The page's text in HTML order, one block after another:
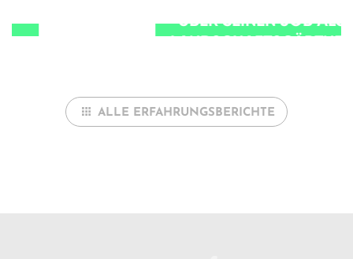
ÜBER SEINEN JOB ALS
LANDSCHAFTSGÄRTNER
ALLE ERFAHRUNGSBERICHTE